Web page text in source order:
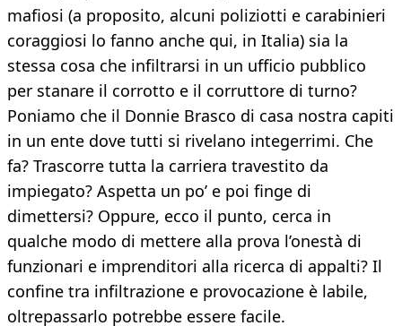
mafiosi (a proposito, alcuni poliziotti e carabinieri
coraggiosi lo fanno anche qui, in Italia) sia la
stessa cosa che infiltrarsi in un ufficio pubblico
per stanare il corrotto e il corruttore di turno?
Poniamo che il Donnie Brasco di casa nostra capiti
in un ente dove tutti si rivelano integerrimi. Che
fa? Trascorre tutta la carriera travestito da
impiegato? Aspetta un po’ e poi finge di
dimettersi? Oppure, ecco il punto, cerca in
qualche modo di mettere alla prova l’onestà di
funzionari e imprenditori alla ricerca di appalti? Il
confine tra infiltrazione e provocazione è labile,
oltrepassarlo potrebbe essere facile.